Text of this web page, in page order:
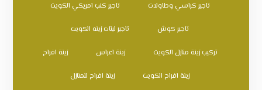
تاجير كراسي وطاولات تاجير كنب امريكي الكويت
تاجير كوش تاجير ليتات زينه الكويت
تركيب زينة منازل الكويت زينة اعراس زينة افراح
زينة افراح الكويت زينة افراح للمنازل